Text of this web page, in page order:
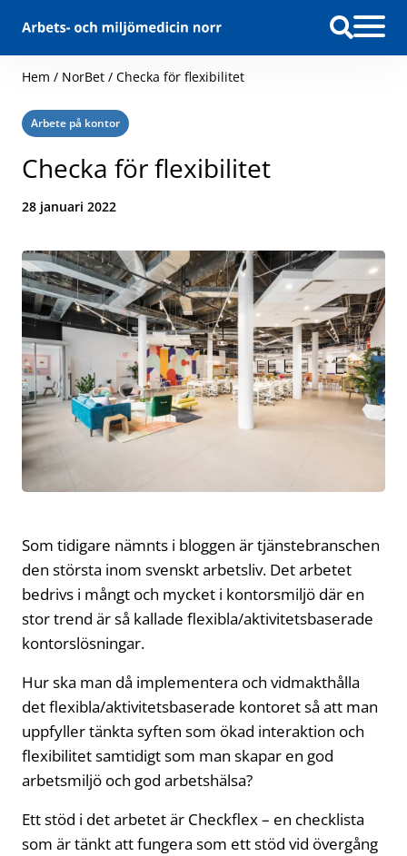
Hem / NorBet / Checka för flexibilitet
Kategori:
Arbete på kontor
Checka för flexibilitet
Datum:
28 januari 2022
Som tidigare nämnts i bloggen är tjänstebranschen
den största inom svenskt arbetsliv. Det arbetet
bedrivs i mångt och mycket i kontorsmiljö där en
stor trend är så kallade flexibla/aktivitetsbaserade
kontorslösningar.
Hur ska man då implementera och vidmakthålla
det flexibla/aktivitetsbaserade kontoret så att man
uppfyller tänkta syften som ökad interaktion och
flexibilitet samtidigt som man skapar en god
arbetsmiljö och god arbetshälsa?
Ett stöd i det arbetet är Checkflex – en checklista
som är tänkt att fungera som ett stöd vid övergång